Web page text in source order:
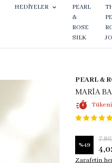
HEDİYELER
PEARL
&
ROSE
SILK
PEARL &
MARİA
%49
Zarafetin